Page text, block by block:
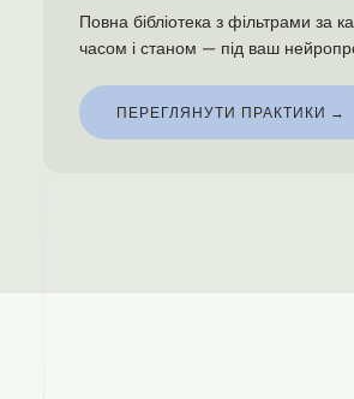
Повна бібліотека з фільтрами за
часом і станом — під ваш
ПЕРЕГЛЯНУТИ ПРАКТИКИ →